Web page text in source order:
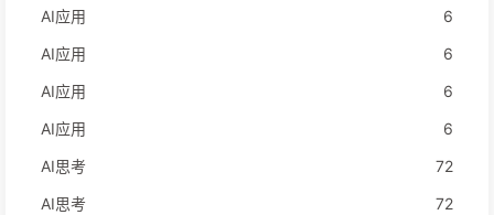
AI应用
6
AI应用
6
AI应用
6
AI应用
6
AI思考
72
AI思考
72